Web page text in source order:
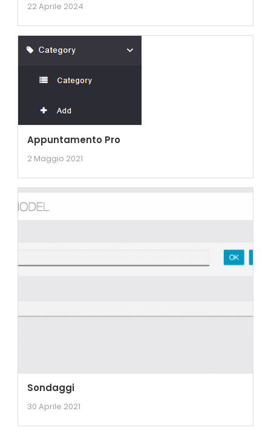
22 Aprile 2024
Appuntamento Pro
2 Maggio 2021
Sondaggi
30 Aprile 2021